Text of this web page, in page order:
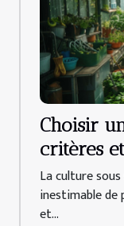
Choisir
critères
cultiver
La culture
inestimable de
et...